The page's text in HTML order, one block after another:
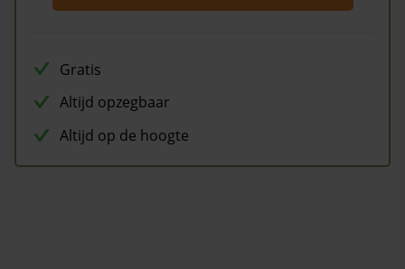
Gratis
Altijd opzegbaar
Altijd op de hoogte